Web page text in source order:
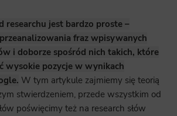
researchu jest bardzo proste –
fraz wpisywanych
i doborze spośród nich takich, które
wysokie pozycje w wynikach
W tym artykule zajmiemy się teorią
stwierdzeniem, przede wszystkim od
poświęcimy też na research słów